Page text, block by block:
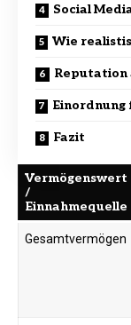
Social
Wie
Reputation
Einordnung
Fazit
Vermögenswert
/
Einnahmequelle
Gesamtvermögen